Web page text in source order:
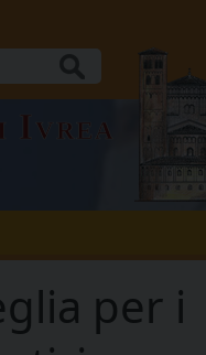
Ivrea
per i